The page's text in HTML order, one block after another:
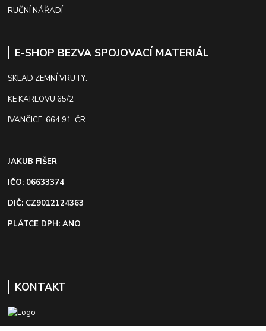
RUČNÍ NÁŘADÍ
E-SHOP BEZVA SPOJOVACÍ MATERIÁL
SKLAD ZEMNÍ VRUTY:
KE KARLOVU 65/2
IVANČICE, 664 91, ČR
JAKUB FIŠER
IČO: 06633374
DIČ: CZ9012124363
PLÁTCE DPH: ANO
KONTAKT